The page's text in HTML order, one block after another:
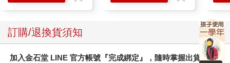
滋潤洗頭髮水/一般髮
訂購/退換貨須知
加入金石堂 LINE 官方帳號『完成綁定』，隨時掌握出貨動